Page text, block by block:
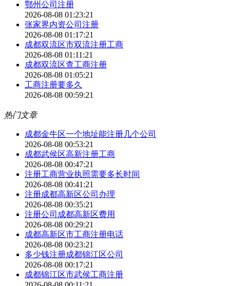
鄂州公司注册
2026-08-08 01:23:21
张家界内资公司注册
2026-08-08 01:17:21
成都双流区市双流注册工商
2026-08-08 01:11:21
成都双流区查工商注册
2026-08-08 01:05:21
工商注册要多久
2026-08-08 00:59:21
热门文章
成都金牛区一个地址能注册几个公司
2026-08-08 00:53:21
成都武侯区高新注册工商
2026-08-08 00:47:21
注册工商营业执照需要多长时间
2026-08-08 00:41:21
注册成都高新区公司办理
2026-08-08 00:35:21
注册公司成都高新区费用
2026-08-08 00:29:21
成都高新区市工商注册电话
2026-08-08 00:23:21
多少钱注册成都锦江区公司
2026-08-08 00:17:21
成都锦江区市武侯工商注册